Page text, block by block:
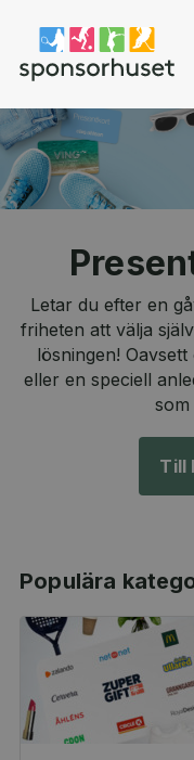
Letar du efter en
friheten att välja
lösningen!
eller en speciell
som
Till
Populära